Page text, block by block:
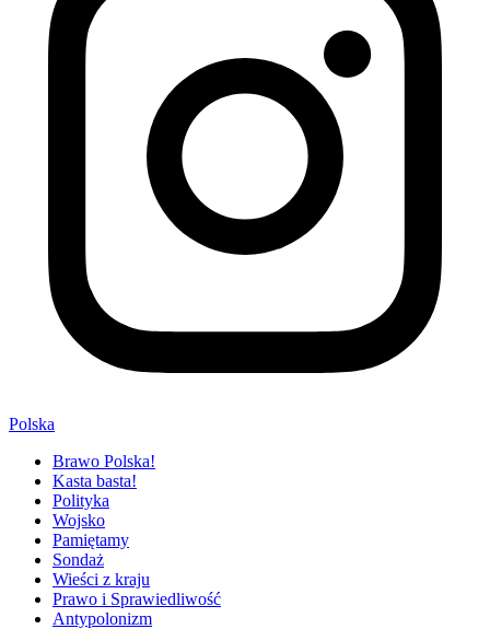
Polska
Brawo Polska!
Kasta basta!
Polityka
Wojsko
Pamiętamy
Sondaż
Wieści z kraju
Prawo i Sprawiedliwość
Antypolonizm